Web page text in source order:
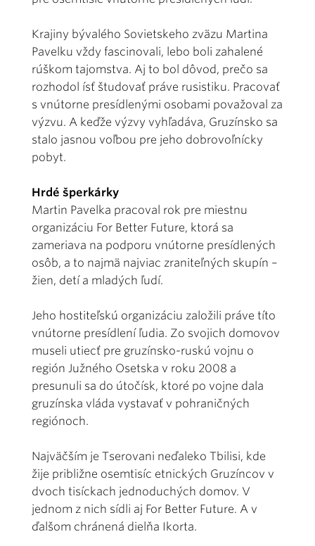
Krajiny bývalého Sovietskeho zväzu Martina
Pavelku vždy fascinovali, lebo boli zahalené
rúškom tajomstva. Aj to bol dôvod, prečo sa
rozhodol ísť študovať práve rusistiku. Pracovať
s vnútorne presídlenými osobami považoval za
výzvu. A keďže výzvy vyhľadáva, Gruzínsko sa
stalo jasnou voľbou pre jeho dobrovoľnícky
pobyt.
Hrdé šperkárky
Martin Pavelka pracoval rok pre miestnu
organizáciu For Better Future, ktorá sa
zameriava na podporu vnútorne presídlených
osôb, a to najmä najviac zraniteľných skupín –
žien, detí a mladých ľudí.
Jeho hostiteľskú organizáciu založili práve títo
vnútorne presídlení ľudia. Zo svojich domovov
museli utiecť pre gruzínsko-ruskú vojnu o
región Južného Osetska v roku 2008 a
presunuli sa do útočísk, ktoré po vojne dala
gruzínska vláda vystavať v pohraničných
regiónoch.
Najväčším je Tserovani neďaleko Tbilisi, kde
žije približne osemtisíc etnických Gruzíncov v
dvoch tisíckach jednoduchých domov. V
jednom z nich sídli aj For Better Future. A v
ďalšom chránená dielňa Ikorta.